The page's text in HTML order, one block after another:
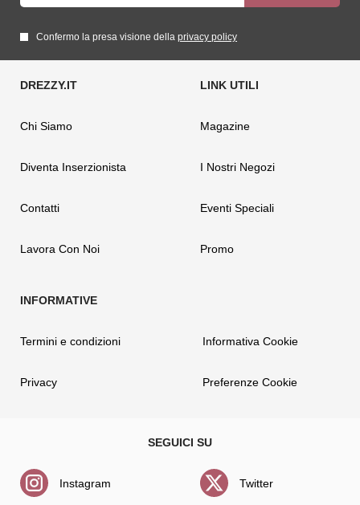
Confermo la presa visione della privacy policy
Chi Siamo
Diventa Inserzionista
Contatti
Lavora Con Noi
Magazine
I Nostri Negozi
Eventi Speciali
Promo
Termini e condizioni
Privacy
Informativa Cookie
Preferenze Cookie
Instagram Twitter